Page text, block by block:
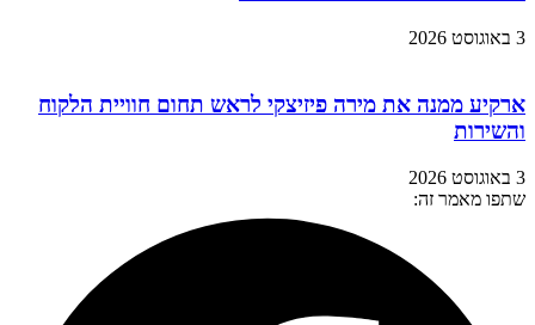
3 באוגוסט 2026
ארקיע ממנה את מירה פיזיצקי לראש תחום חוויית הלקוח
והשירות
3 באוגוסט 2026
שתפו מאמר זה: